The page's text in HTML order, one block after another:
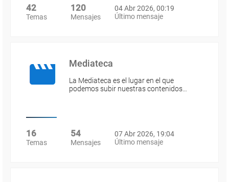
42
Temas
120
Mensajes
04 Abr 2026, 00:19
Último mensaje
Mediateca
La Mediateca es el lugar en el que
podemos subir nuestras contenidos…
16
Temas
54
Mensajes
07 Abr 2026, 19:04
Último mensaje